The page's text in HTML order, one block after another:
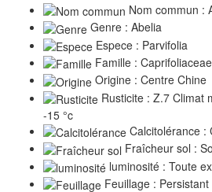
Nom commun :
Genre : Abelia
Espece : Parvifolia
Famille : Caprifoliaceae
Origine : Centre Chine
Rusticite : Z.7 Climat
-15 °c
Calcitolérance :
Fraîcheur sol :
luminosité : Toute
Feuillage : Persistant